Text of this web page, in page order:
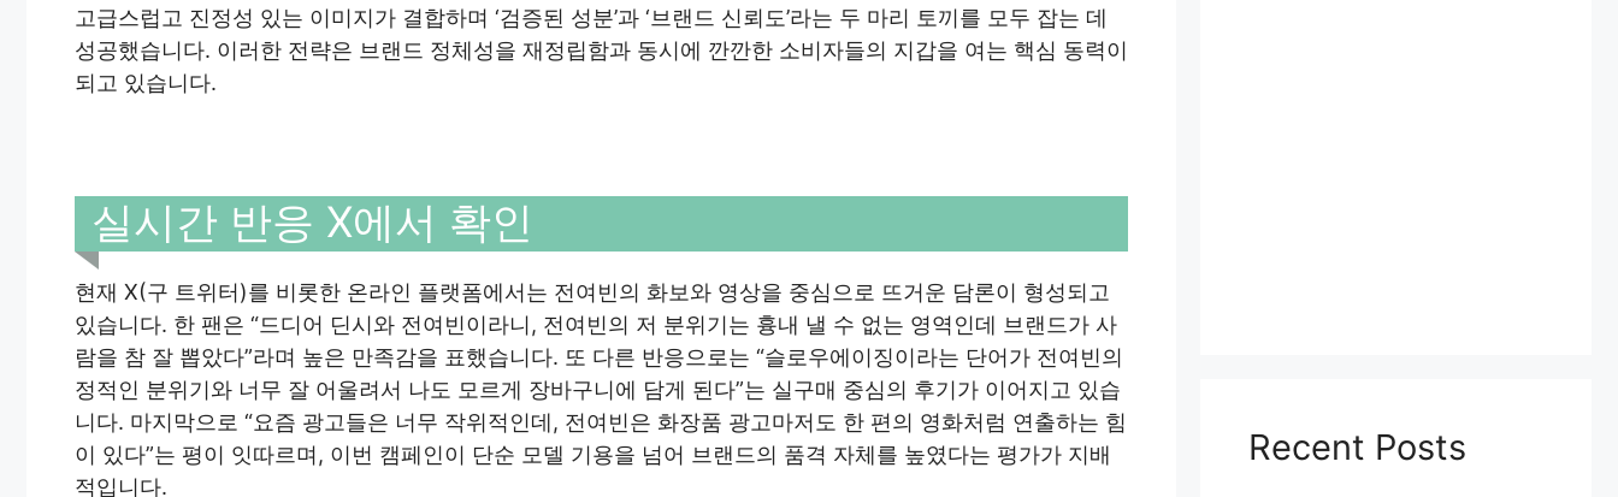
고급스럽고 진정성 있는 이미지가 결합하며 ‘검증된 성분’과 ‘브랜드 신뢰도’라는 두 마리 토끼를 모두 잡는 데
성공했습니다. 이러한 전략은 브랜드 정체성을 재정립함과 동시에 깐깐한 소비자들의 지갑을 여는 핵심 동력이
되고 있습니다.
실시간 반응 X에서 확인
현재 X(구 트위터)를 비롯한 온라인 플랫폼에서는 전여빈의 화보와 영상을 중심으로 뜨거운 담론이 형성되고
있습니다. 한 팬은 “드디어 딘시와 전여빈이라니, 전여빈의 저 분위기는 흉내 낼 수 없는 영역인데 브랜드가 사
람을 참 잘 뽑았다”라며 높은 만족감을 표했습니다. 또 다른 반응으로는 “슬로우에이징이라는 단어가 전여빈의
정적인 분위기와 너무 잘 어울려서 나도 모르게 장바구니에 담게 된다”는 실구매 중심의 후기가 이어지고 있습
니다. 마지막으로 “요즘 광고들은 너무 작위적인데, 전여빈은 화장품 광고마저도 한 편의 영화처럼 연출하는 힘
이 있다”는 평이 잇따르며, 이번 캠페인이 단순 모델 기용을 넘어 브랜드의 품격 자체를 높였다는 평가가 지배
적입니다.
Recent Posts